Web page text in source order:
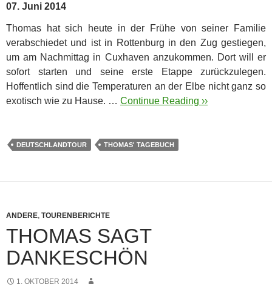
07. Juni 2014
Thomas hat sich heute in der Frühe von seiner Familie
verabschiedet und ist in Rottenburg in den Zug gestiegen,
um am Nachmittag in Cuxhaven anzukommen. Dort will er
sofort starten und seine erste Etappe zurückzulegen.
Hoffentlich sind die Temperaturen an der Elbe nicht ganz so
exotisch wie zu Hause. … Continue Reading ››
DEUTSCHLANDTOUR THOMAS' TAGEBUCH
ANDERE, TOURENBERICHTE
THOMAS SAGT
DANKESCHÖN
1. OKTOBER 2014